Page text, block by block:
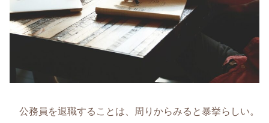
公務員を退職することは、周りからみると暴挙らしい。